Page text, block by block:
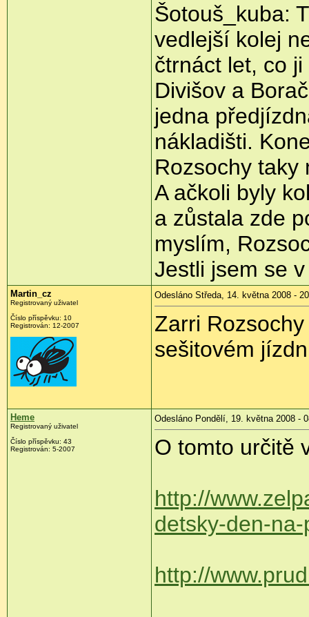
Šotouš_kuba:
vedlejší kolej
čtrnáct let, co
Divišov a
jedna
nákladišti.
Rozsochy taky
A ačkoli byly
a zůstala zde
myslím,
Jestli jsem se
Martin_cz
Registrovaný uživatel
Číslo příspěvku: 10
Registrován: 12-2007
Odesláno Středa, 14. května 2008 -
Zarri
sešitovém
Heme
Registrovaný uživatel
Číslo příspěvku: 43
Registrován: 5-2007
Odesláno Pondělí, 19. května 2008 -
O tomto určitě
http://
detsky-den-
http://